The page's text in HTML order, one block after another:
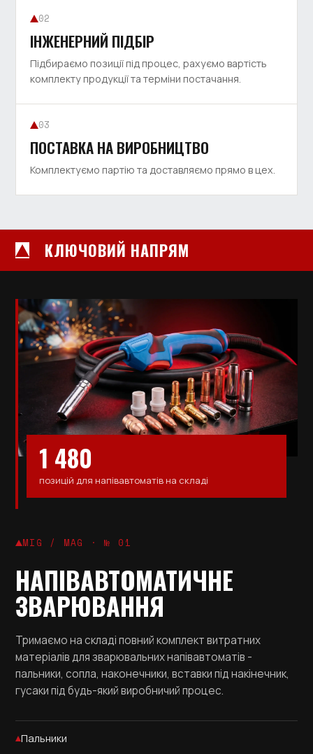
02
ІНЖЕНЕРНИЙ ПІДБІР
Підбираємо позиції під процес, рахуємо вартість
комплекту продукції та терміни постачання.
03
ПОСТАВКА НА ВИРОБНИЦТВО
Комплектуємо партію та доставляємо прямо в цех.
КЛЮЧОВИЙ НАПРЯМ
1 480
позицій для напівавтоматів на складі
MIG / MAG · № 01
НАПІВАВТОМАТИЧНЕ
ЗВАРЮВАННЯ
Тримаємо на складі повний комплект витратних
матеріалів для зварювальних напівавтоматів -
пальники, сопла, наконечники, вставки під накінечник,
гусаки під будь-який виробничий процес.
Пальники